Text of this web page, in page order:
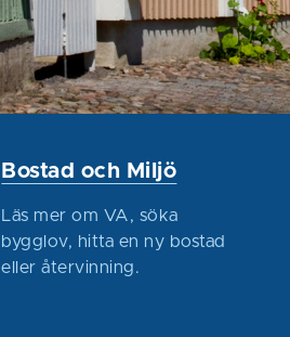
Bostad och Miljö
Läs mer om VA, söka
bygglov, hitta en ny bostad
eller återvinning.